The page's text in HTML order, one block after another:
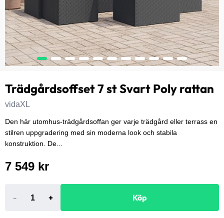
Trädgårdsoffset 7 st Svart Poly rattan
vidaXL
Den här utomhus-trädgårdsoffan ger varje trädgård eller terrass en
stilren uppgradering med sin moderna look och stabila
konstruktion. De...
7 549 kr
- + Köp